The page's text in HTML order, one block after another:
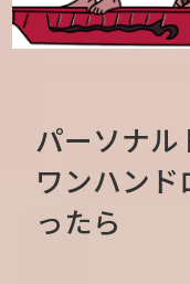
パーソナル
ワンハンド
ったら